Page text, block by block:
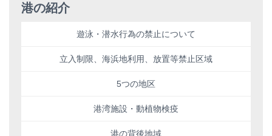
港の紹介
遊泳・潜水行為の禁止について
立入制限、海浜地利用、放置等禁止区域
5つの地区
港湾施設・動植物検疫
港の背後地域